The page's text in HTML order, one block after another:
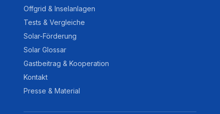
Offgrid & Inselanlagen
Tests & Vergleiche
Solar-Förderung
Solar Glossar
Gastbeitrag & Kooperation
Kontakt
Presse & Material